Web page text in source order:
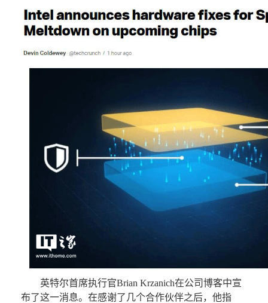
英特尔首席执行官Brian Krzanich在公司博客中宣
布了这一消息。在感谢了几个合作伙伴之后，他指